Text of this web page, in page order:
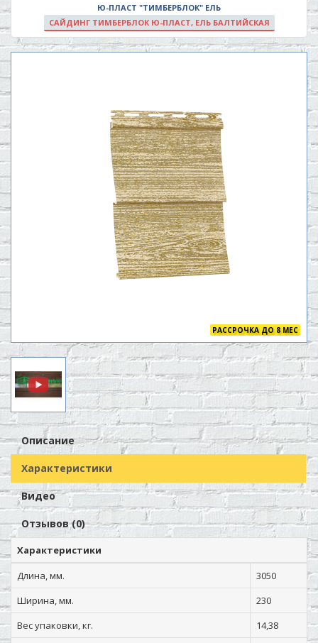
Ю-ПЛАСТ "ТИМБЕРБЛОК" ЕЛЬ
САЙДИНГ ТИМБЕРБЛОК Ю-ПЛАСТ, ЕЛЬ БАЛТИЙСКАЯ
РАССРОЧКА ДО 8 МЕС
Описание
Характеристики
Видео
Отзывов (0)
Характеристики
Длина, мм.
3050
Ширина, мм.
230
Вес упаковки, кг.
14,38